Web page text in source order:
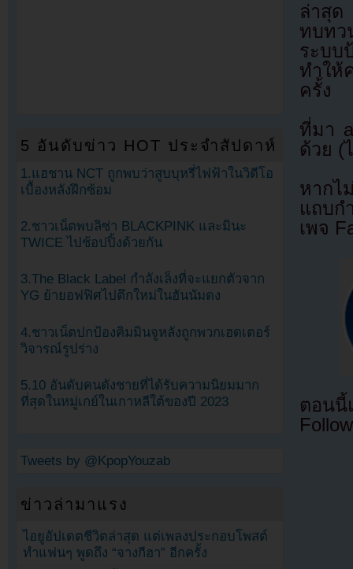
ล่าสุ
ทบทว
ระบบ
ทำให้
ครั้ง
ที่มา
ด้วย (
หากไ
แถบก
เพจ
ตอนนี้
5 อันดับข่าว HOT ประจำสัปดาห์
1.แฮชาน NCT ถูกพบว่าสูบบุหรี่ไฟฟ้าในวิดีโอ
เบื้องหลังฝึกซ้อม
2.ชาวเน็ตพบลิซ่า BLACKPINK และมินะ
TWICE ไปช้อปปิ้งด้วยกัน
3.The Black Label กำลังเล็งที่จะแยกตัวจาก
YG ย้ายอฟฟิศไปตึกใหม่ในฮันนัมดง
4.ชาวเน็ตปกป้องคิมมินจูหลังถูกพวกเฮดเตอร์
วิจารณ์รูปร่าง
5.10 อันดับคนดังชายที่ได้รับความนิยมมาก
ที่สุดในหมู่เกย์ในเกาหลีใต้ของปี 2023
Tweets by @KpopYouzab
ข่าวล่ามาแรง
ไอยูอัปเดตชีวิตล่าสุด แต่เพลงประกอบโพสต์
ทำแฟนๆ พูดถึง “จางกีฮา” อีกครั้ง